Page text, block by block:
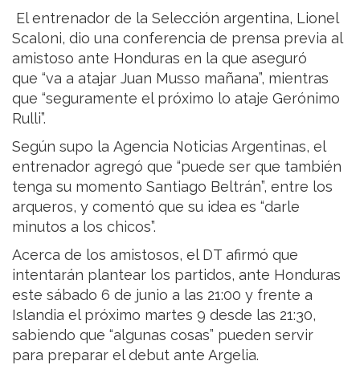
El entrenador de la Selección argentina, Lionel
Scaloni, dio una conferencia de prensa previa al
amistoso ante Honduras en la que aseguró
que “va a atajar Juan Musso mañana”, mientras
que “seguramente el próximo lo ataje Gerónimo
Rulli”.
Según supo la Agencia Noticias Argentinas, el
entrenador agregó que “puede ser que también
tenga su momento Santiago Beltrán”, entre los
arqueros, y comentó que su idea es “darle
minutos a los chicos”.
Acerca de los amistosos, el DT afirmó que
intentarán plantear los partidos, ante Honduras
este sábado 6 de junio a las 21:00 y frente a
Islandia el próximo martes 9 desde las 21:30,
sabiendo que “algunas cosas” pueden servir
para preparar el debut ante Argelia.